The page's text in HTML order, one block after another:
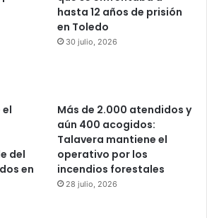
hasta 12 años de prisión
en Toledo
30 julio, 2026
del
en
Más de 2.000 atendidos y
aún 400 acogidos:
Talavera mantiene el
operativo por los
incendios forestales
28 julio, 2026